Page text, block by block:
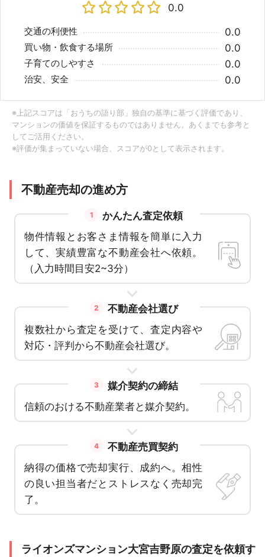
0.0
交通の利便性 0.0
買い物・飲食する場所 0.0
子育てのしやすさ 0.0
治安、安全 0.0
※上記スコアは「おうちの語り部」独自の基準に基づく評価であり、
マンションの価値を保証するものではありません。あくまでも参考と
してご活用ください。
※評価が集まっていない場合、スコアが0として表示されます。
不動産売却の進め方
1
かんたん査定依頼
物件情報とお客さま情報を簡単に入力
して、実績豊富な不動産会社へ依頼。
（入力時間目安2~3分）
2
不動産会社選び
複数社から査定を受けて、査定内容や
対応・評判から不動産会社選び。
3
媒介契約の締結
信頼のおける不動産業者と媒介契約。
4
不動産売買契約
納得の価格で売却実行、成約へ。相性
の良い担当者だとストレスなく売却完
了。
ライオンズマンション大宮吉野原の査定を依頼す